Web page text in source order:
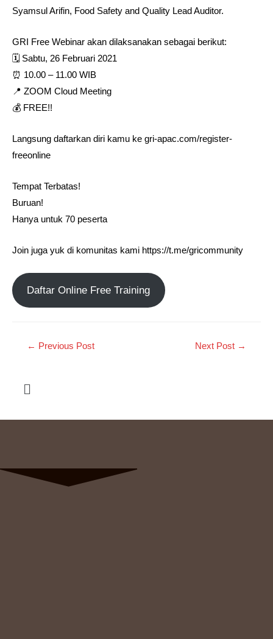
Syamsul Arifin, Food Safety and Quality Lead Auditor.
GRI Free Webinar akan dilaksanakan sebagai berikut:⁣⁣⁣⁣
🗓 Sabtu, 26 Februari 2021
⏰ 10.00 – 11.00 WIB⁣
📍 ZOOM Cloud Meeting⁣
💰 FREE!! ⁣
Langsung daftarkan diri kamu ke gri-apac.com/register-
freeonline
Tempat Terbatas! ⁣
Buruan!
Hanya untuk 70 peserta⁣
Join juga yuk di komunitas kami https://t.me/gricommunity
Daftar Online Free Training
← Previous Post Next Post →